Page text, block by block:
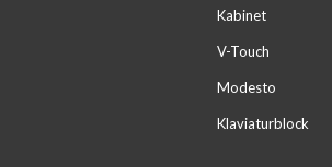
Kabinet
V-Touch
Modesto
Klaviaturblock